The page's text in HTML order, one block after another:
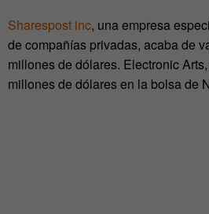
Sharespost inc, una empresa
de compañías privadas, acaba de
millones de dólares. Electronic
millones de dólares en la bolsa de